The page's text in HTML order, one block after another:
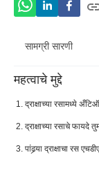
सामग्री सारणी
द्राक्षांचे
महत्वाचे मुद्दे
द्राक्षाच्या रसामध्ये
द्राक्षाच्या रसाचे
पांढर्‍या द्राक्षाचा रस